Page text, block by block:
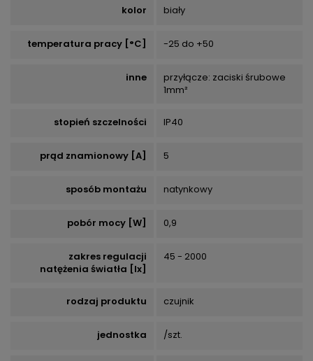
kolor biały
temperatura pracy [°C] -25 do +50
inne
przyłącze: zaciski śrubowe
1mm²
stopień szczelności IP40
prąd znamionowy [A] 5
sposób montażu natynkowy
pobór mocy [W] 0,9
zakres regulacji
natężenia światła [lx]
45 - 2000
rodzaj produktu czujnik
jednostka /szt.